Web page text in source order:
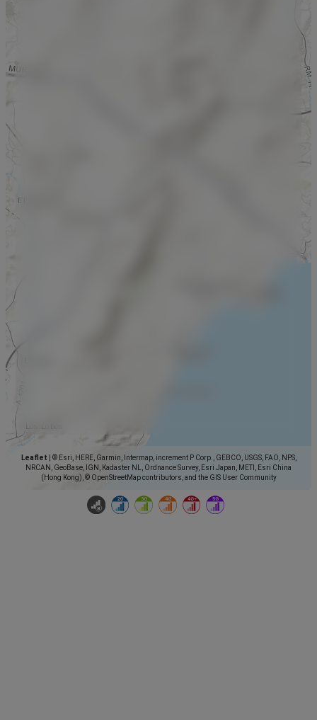
Leaflet
© Esri, HERE, Garmin, Intermap, increment P Corp., GEBCO, USGS, FAO, NPS,
NRCAN, GeoBase, IGN, Kadaster NL, Ordnance Survey, Esri Japan, METI, Esri China
(Hong Kong), © OpenStreetMap contributors, and the GIS User Community